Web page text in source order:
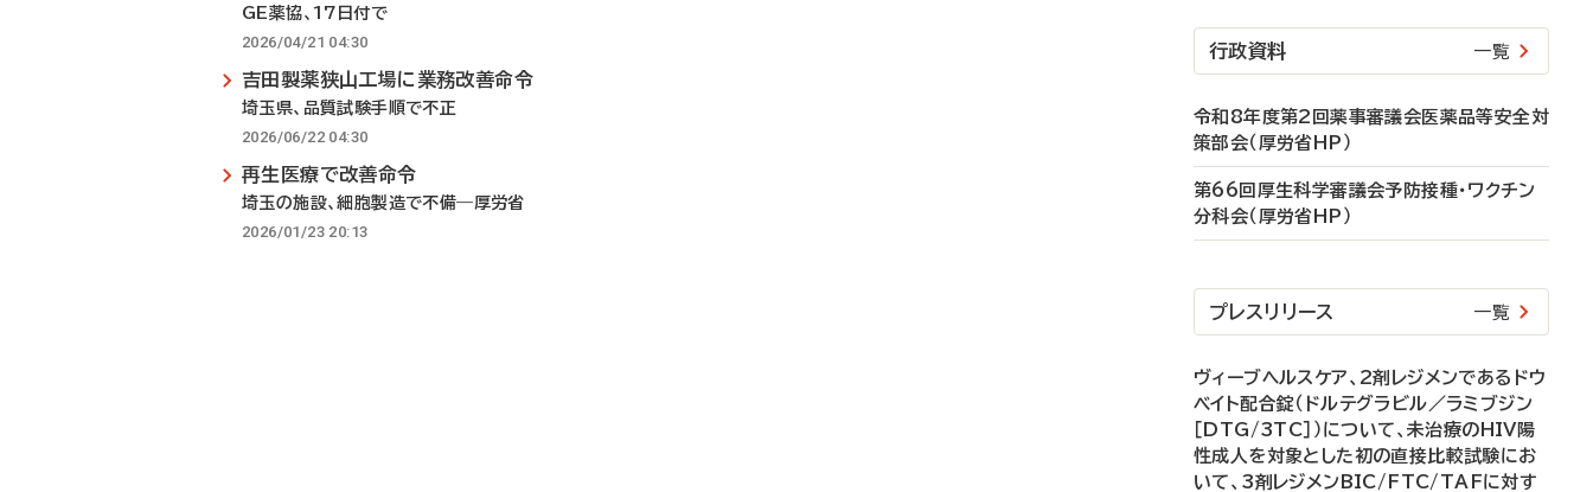
GE薬協、17日付で
2026/04/21 04:30
吉田製薬狭山工場に業務改善命令
埼玉県、品質試験手順で不正
2026/06/22 04:30
再生医療で改善命令
埼玉の施設、細胞製造で不備―厚労省
2026/01/23 20:13
行政資料 一覧
令和8年度第2回薬事審議会医薬品等安全対
策部会（厚労省HP）
第66回厚生科学審議会予防接種・ワクチン
分科会（厚労省HP）
プレスリリース 一覧
ヴィーブヘルスケア、2剤レジメンであるドウ
ベイト配合錠（ドルテグラビル／ラミブジン
［DTG/3TC］）について、未治療のHIV陽
性成人を対象とした初の直接比較試験にお
いて、3剤レジメンBIC/FTC/TAFに対す